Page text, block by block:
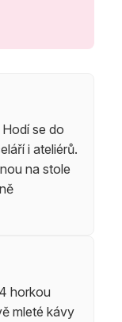
se do
i ateliérů.
na stole
horkou
mleté kávy